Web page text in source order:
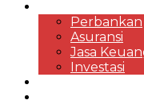
Perbankan
Asuransi
Jasa
Investasi